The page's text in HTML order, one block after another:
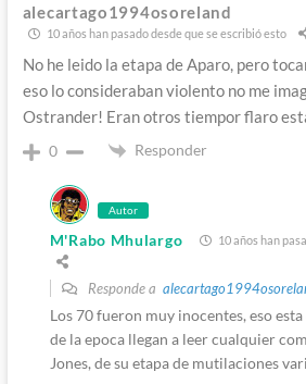
alecartago1994osoreland
10 años han pasado desde que se escribió esto
No he leido la etapa de Aparo, pero
eso lo consideraban violento no me
Ostrander! Eran otros tiempor flaro
0 Responder
Autor
M'Rabo Mhulargo 10 años han
Responde a
Los 70 fueron muy inocentes, eso
de la epoca llegan a leer cualquier
Jones, de su etapa de mutilaciones